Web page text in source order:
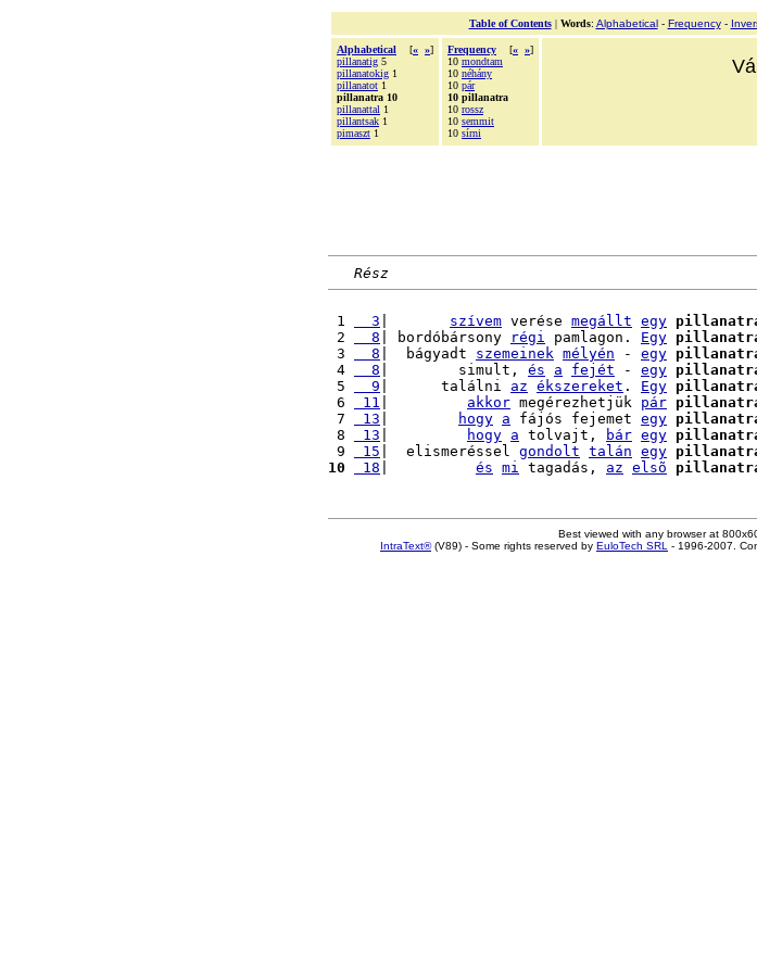
Table of Contents| Words: Alphabetical- Frequency-
Alphabetical [« »]
pillanatig 5
pillanatokig 1
pillanatot 1
pillanatra 10
pillanattal 1
pillantsak 1
pimaszt 1
Frequency [« »]
10 mondtam
10 néhány
10 pár
10 pillanatra
10 rossz
10 semmit
10 sírni
Rész
1
  3
szívem verése megállt egy
2
  8
| bordóbársony régi pamlagon. Egy
3
  8
|  bágyadt szemeinek mélyén - egy
4
  8
|        simult, és a fejét - egy
5
  9
|      találni az ékszereket . Egy
6
11 akkor megérezhetjük pár
7
13 hogy a fájós fejemet egy
8
13 hogy a tolvajt, bár egy
9
15 |  elismeréssel gondolt talán egy
10
18 és mi tagadás, az elsõ
Best viewed with any browser at
IntraText®(V89) - Some rights reserved by EuloTech SRL - 1996-2007.